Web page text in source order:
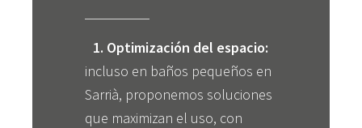
1. Optimización del espacio:
incluso en baños pequeños en
Sarrià, proponemos soluciones
que maximizan el uso, con